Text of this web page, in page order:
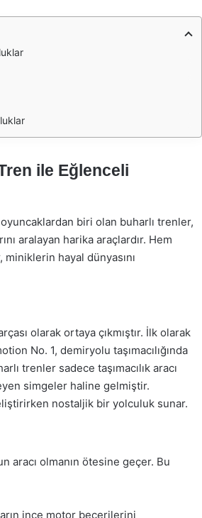
ile Eğlenceli
biri olan buharlı trenler,
aralayan harika araçlardır. Hem
hayal dünyasını
olarak ortaya çıkmıştır. İlk olarak
No. 1, demiryolu taşımacılığında
trenler sadece taşımacılık aracı
simgeler haline gelmiştir.
nostaljik bir yolculuk sunar.
aracı olmanın ötesine geçer. Bu
ince motor becerilerini